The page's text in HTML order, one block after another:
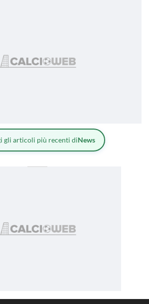
gli articoli più recenti diNews